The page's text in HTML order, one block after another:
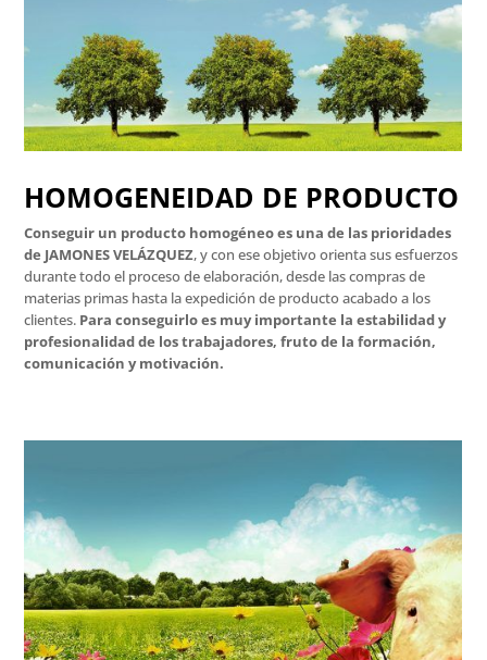
HOMOGENEIDAD DE PRODUCTO
Conseguir un producto homogéneo es una de las prioridades
de JAMONES VELÁZQUEZ, y con ese objetivo orienta sus esfuerzos
durante todo el proceso de elaboración, desde las compras de
materias primas hasta la expedición de producto acabado a los
clientes. Para conseguirlo es muy importante la estabilidad y
profesionalidad de los trabajadores, fruto de la formación,
comunicación y motivación.